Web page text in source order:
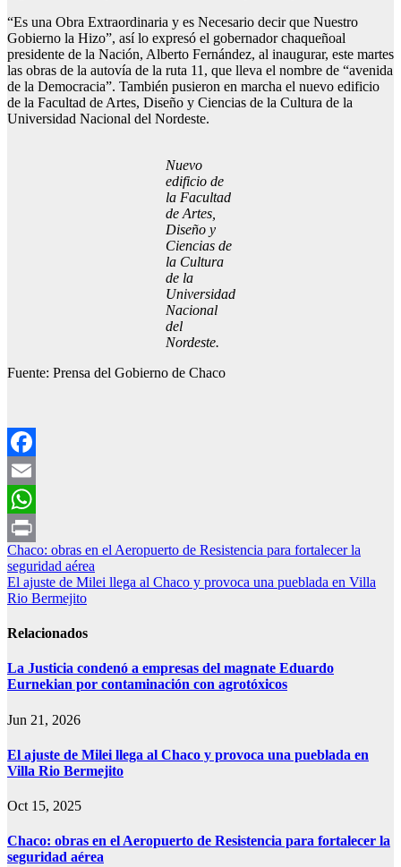
“Es una Obra Extraordinaria y es Necesario decir que Nuestro
Gobierno la Hizo”, así lo expresó el gobernador chaqueñoal
presidente de la Nación, Alberto Fernández, al inaugurar, este martes
las obras de la autovía de la ruta 11, que lleva el nombre de “avenida
de la Democracia”. También pusieron en marcha el nuevo edificio
de la Facultad de Artes, Diseño y Ciencias de la Cultura de la
Universidad Nacional del Nordeste.
Nuevo
edificio de
la Facultad
de Artes,
Diseño y
Ciencias de
la Cultura
de la
Universidad
Nacional
del
Nordeste.
Fuente: Prensa del Gobierno de Chaco
Facebook
Email
WhatsApp
Print
Navegación
de
entradas
Chaco: obras en el Aeropuerto de Resistencia para fortalecer la
seguridad aérea
El ajuste de Milei llega al Chaco y provoca una pueblada en Villa
Rio Bermejito
Relacionados
La Justicia condenó a empresas del magnate Eduardo
Eurnekian por contaminación con agrotóxicos
Jun 21, 2026
El ajuste de Milei llega al Chaco y provoca una pueblada en
Villa Rio Bermejito
Oct 15, 2025
Chaco: obras en el Aeropuerto de Resistencia para fortalecer la
seguridad aérea